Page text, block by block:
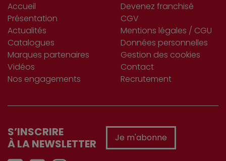
Accueil
Présentation
Actualités
Catalogues
Marques partenaires
Vidéos
Nos engagements
Devenez franchisé
CGV
Mentions légales / CGU
Données personnelles
Gestion des cookies
Contact
Recrutement
S’INSCRIRE
À LA NEWSLETTER
Je m'abonne